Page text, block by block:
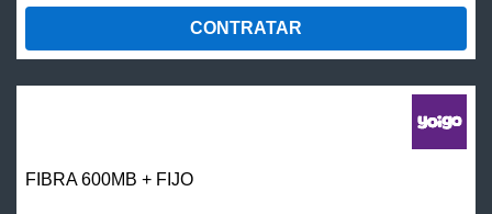
CONTRATAR
FIBRA 600MB + FIJO